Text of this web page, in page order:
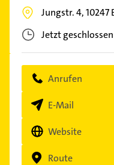
Jungstr. 4,10247
Jetzt geschlossen
Anrufen
E-Mail
Website
Route